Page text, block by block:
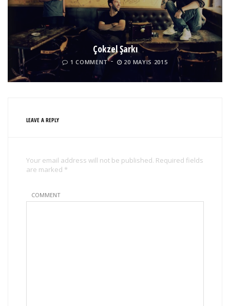
Çokzel Şarkı
1 COMMENT 20 MAYIS 2015
LEAVE A REPLY
Your email address will not be published. Required fields
are marked *
COMMENT